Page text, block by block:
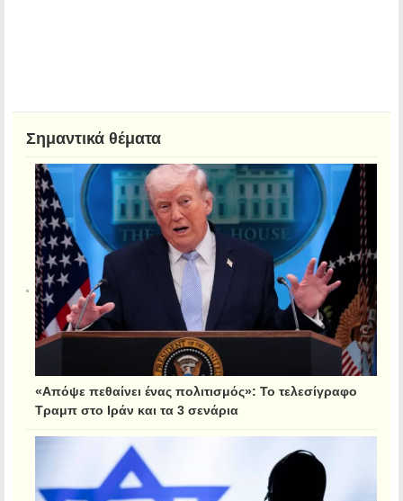
Σημαντικά θέματα
«Απόψε πεθαίνει ένας πολιτισμός»: Το τελεσίγραφο
Τραμπ στο Ιράν και τα 3 σενάρια